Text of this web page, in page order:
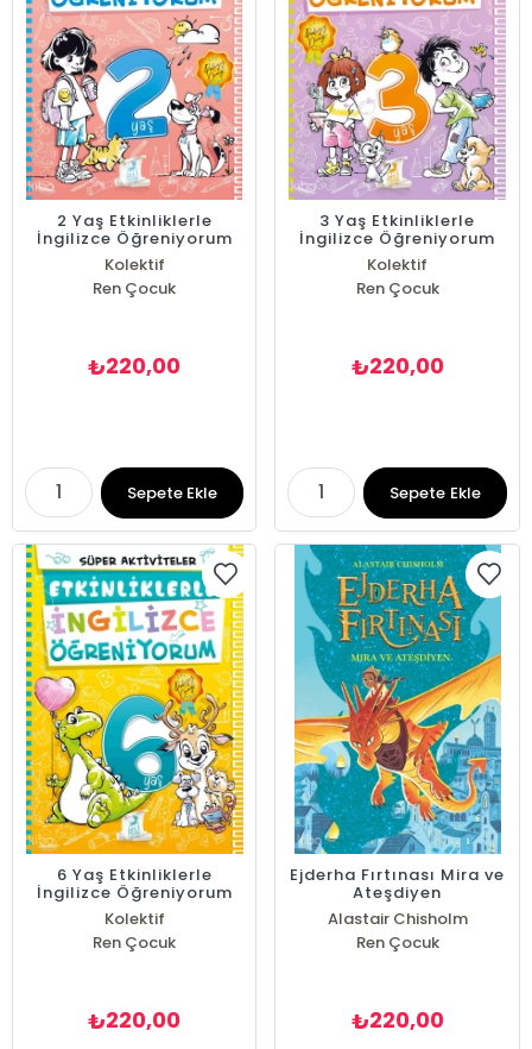
2 Yaş Etkinliklerle
İngilizce Öğreniyorum
Kolektif
Ren Çocuk
₺220,00
Sepete Ekle
3 Yaş Etkinliklerle
İngilizce Öğreniyorum
Kolektif
Ren Çocuk
₺220,00
Sepete Ekle
6 Yaş Etkinliklerle
İngilizce Öğreniyorum
Kolektif
Ren Çocuk
₺220,00
Ejderha Fırtınası Mira ve
Ateşdiyen
Alastair Chisholm
Ren Çocuk
₺220,00